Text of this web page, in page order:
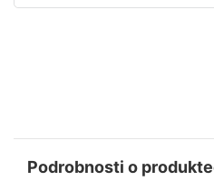
Podrobnosti o